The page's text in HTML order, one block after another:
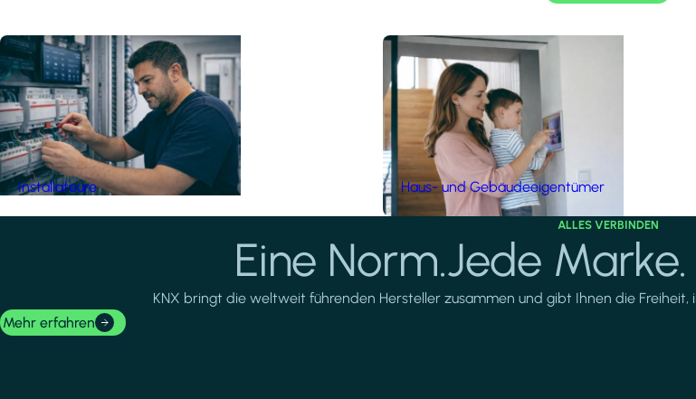
Installateure Haus- und Gebäudeeigentümer
ALLES VERBINDEN
Eine Norm.Jede
KNX bringt die weltweit führenden Hersteller zusammen und gibt Ihnen die
Mehr erfahren